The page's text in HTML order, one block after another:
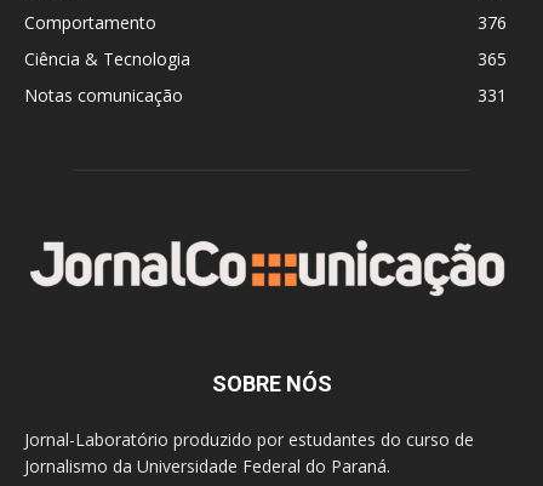
Comportamento
376
Ciência & Tecnologia
365
Notas comunicação
331
SOBRE NÓS
Jornal-Laboratório produzido por estudantes do curso de
Jornalismo da Universidade Federal do Paraná.